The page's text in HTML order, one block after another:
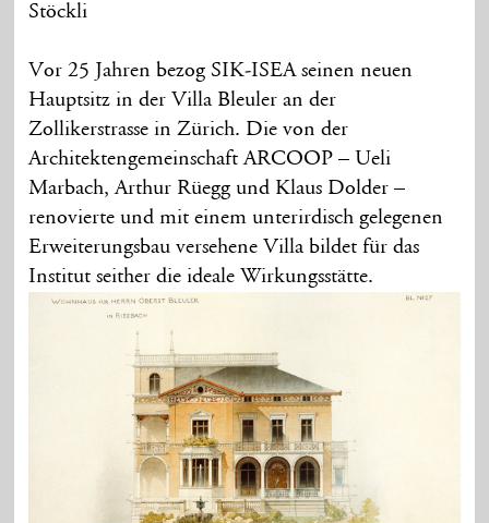
Stöckli
Vor 25 Jahren bezog SIK-ISEA seinen neuen
Hauptsitz in der Villa Bleuler an der
Zollikerstrasse in Zürich. Die von der
Architektengemeinschaft ARCOOP – Ueli
Marbach, Arthur Rüegg und Klaus Dolder –
renovierte und mit einem unterirdisch gelegenen
Erweiterungsbau versehene Villa bildet für das
Institut seither die ideale Wirkungsstätte.